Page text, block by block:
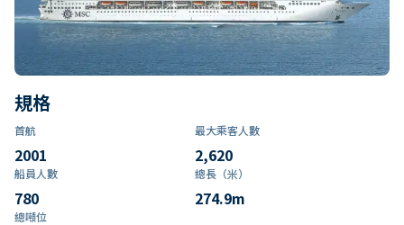
規格
首航
2001
最大乘客人數
2,620
船員人數
780
總長（米）
274.9m
總噸位